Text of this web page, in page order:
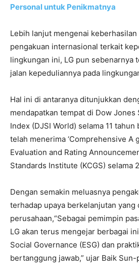
Personal untuk Penikmatnya
Lebih lanjut mengenai keberhasilan
pengakuan internasional terkait
lingkungan ini, LG pun sebenarnya
jalan kepeduliannya pada
Hal ini di antaranya ditunjukkan
mendapatkan tempat di Dow Jones
Index (DJSI World) selama 11
telah menerima ‘Comprehensive A
Evaluation and Rating
Standards Institute (KCGS)
Dengan semakin meluasnya
terhadap upaya berkelanjutan yang
perusahaan,“Sebagai pemimpin
LG akan terus mengejar berbagai
Social Governance (ESG) dan
bertanggung jawab,” ujar Baik Sun-